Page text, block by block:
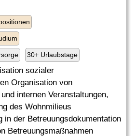
30+ Urlaubstage
sozialer
Organisation von
internen Veranstaltungen,
des Wohnmilieus
in der Betreuungsdokumentation
Betreuungsmaßnahmen